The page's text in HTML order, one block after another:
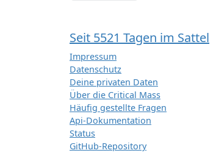
Seit 5521 Tagen im Sattel
Impressum
Datenschutz
Deine privaten Daten
Über die Critical Mass
Häufig gestellte Fragen
Api-Dokumentation
Status
GitHub-Repository